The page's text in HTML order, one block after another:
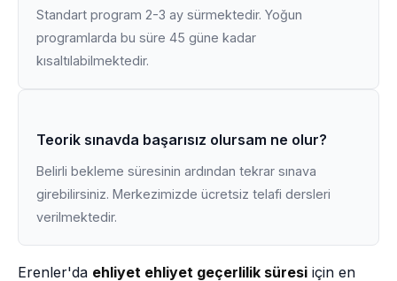
Standart program 2-3 ay sürmektedir. Yoğun
programlarda bu süre 45 güne kadar
kısaltılabilmektedir.
Teorik sınavda başarısız olursam ne olur?
Belirli bekleme süresinin ardından tekrar sınava
girebilirsiniz. Merkezimizde ücretsiz telafi dersleri
verilmektedir.
Erenler'da ehliyet ehliyet geçerlilik süresi için en